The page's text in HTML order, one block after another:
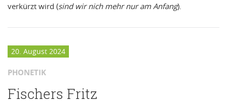
verkürzt wird (sind wir nich mehr nur am Anfang).
20. August 2024
PHONETIK
Fischers Fritz